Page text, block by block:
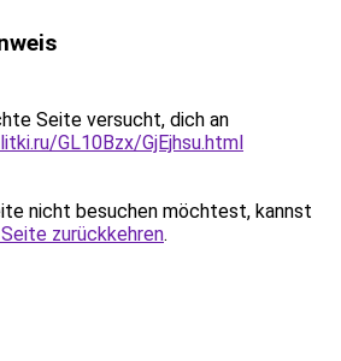
Seite versucht, dich an
GL10Bzx/GjEjhsu.html
nicht besuchen möchtest, kannst
zurückkehren.